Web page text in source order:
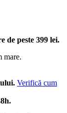
de peste 399 lei.
mare.
Verifică cum